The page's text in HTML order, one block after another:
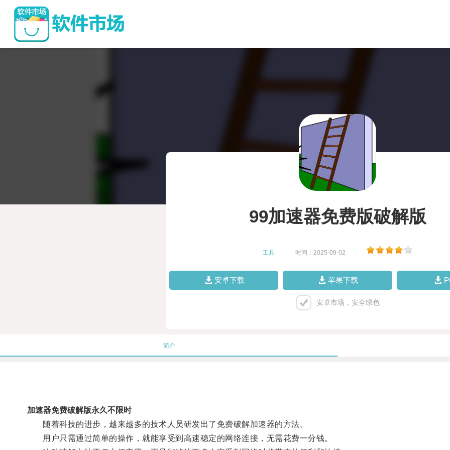
99加速器免费版破解版
工具 时间：2025-09-02
安卓下载 苹果下载
安卓市场，安全绿色
简介
加速器免费破解版永久不限时
随着科技的进步，越来越多的技术人员研发出了免费破解加速器的方法。
用户只需通过简单的操作，就能享受到高速稳定的网络连接，无需花费一分钱。